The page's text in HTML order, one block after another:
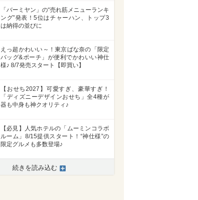
「バーミヤン」の“売れ筋メニューランキ
ング”発表！5位はチャーハン、トップ3
は納得の並びに
えっ超かわいい～！東京ばな奈の「限定
バッグ&ポーチ」が便利でかわいい神仕
様♪ 8/7発売スタート【即買い】
【おせち2027】可愛すぎ、豪華すぎ！
「ディズニーデザインおせち」全4種が
器も中身も神クオリティ♪
【必見】人気ホテルの「ムーミンコラボ
ルーム」8/15提供スタート！“神仕様”の
限定グルメも多数登場♪
続きを読み込む